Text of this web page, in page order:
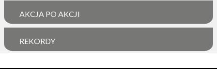
AKCJA PO AKCJI
REKORDY